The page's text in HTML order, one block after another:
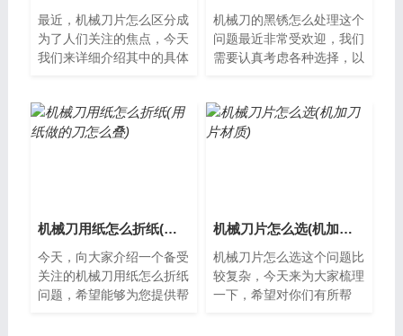
最近，机械刀片怎么区分成
为了人们关注的焦点，今天
我们来详细介绍其中的具体
类 机械...
机械刀的黑锈怎么处理这个
问题最近非常受欢迎，我们
需要认真考虑各种选择，以
刀是我们日...
机械刀用纸怎么折纸(用纸做的刀怎么叠)
今天，向大家介绍一个备受
关注的机械刀用纸怎么折纸
问题，希望能够为您提供帮
机械刀片怎么选(机加刀片材质)
机械刀片怎么选这个问题比
较复杂，今天来为大家梳理
一下，希望对你们有所帮